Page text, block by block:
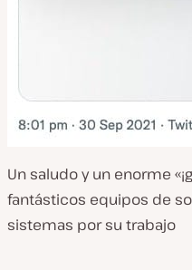
Un saludo y un enorme
fantásticos equipos de
sistemas por su trabajo